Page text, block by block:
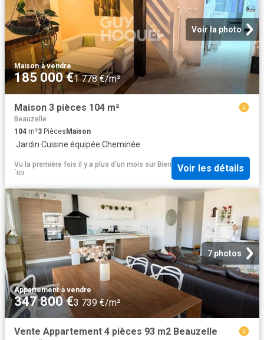
Voir la photo
Maison·à vendre
185 000 €1 778 €/m²
Maison 3 pièces 104 m²
Beauzelle
104 m²3 Pièces Maison
·Jardin·Cuisine équipée·Cheminée
Vu la première fois il y a plus d'un mois sur Bien
´ici
Voir les détails
7 photos
Appartement·à vendre
347 800 €3 739 €/m²
Vente Appartement 4 pièces 93 m2 Beauzelle